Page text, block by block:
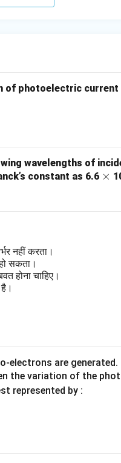
of photoelectric
wavelengths of
constant as 6.6 \t
×
नहीं करता।
सकता।
होना चाहिए।
electrons are
the variation of the
represented by :